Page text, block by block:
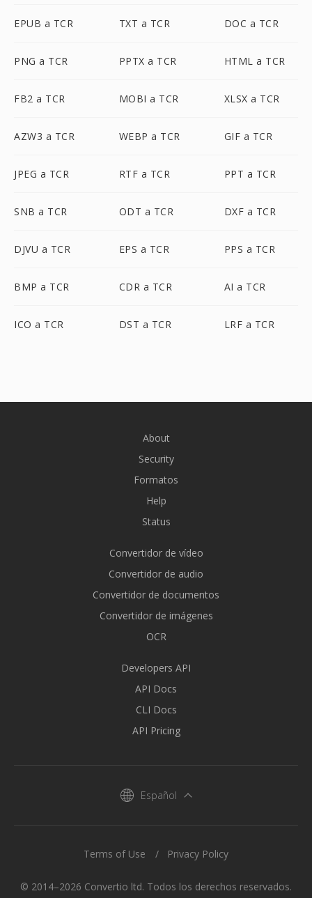
EPUB a TCR TXT a TCR DOC a TCR
PNG a TCR PPTX a TCR HTML a TCR
FB2 a TCR MOBI a TCR XLSX a TCR
AZW3 a TCR WEBP a TCR GIF a TCR
JPEG a TCR RTF a TCR PPT a TCR
SNB a TCR ODT a TCR DXF a TCR
DJVU a TCR EPS a TCR PPS a TCR
BMP a TCR CDR a TCR AI a TCR
ICO a TCR DST a TCR LRF a TCR
About
Security
Formatos
Help
Status
Convertidor de vídeo
Convertidor de audio
Convertidor de documentos
Convertidor de imágenes
OCR
Developers API
API Docs
CLI Docs
API Pricing
Español
© 2014–2026 Convertio ltd. Todos los derechos reservados.
Terms of Use Privacy Policy